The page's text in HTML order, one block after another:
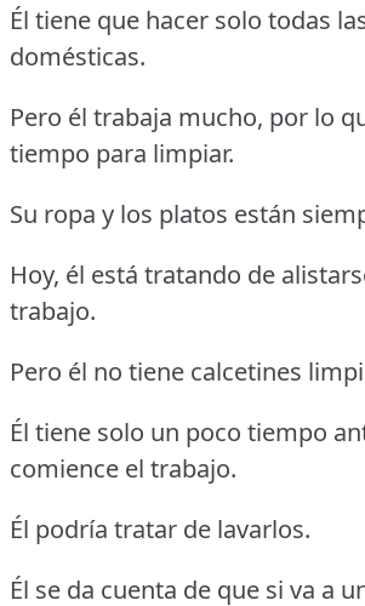
Él tiene que hacer solo todas
domésticas.
Pero él trabaja mucho, por lo
tiempo para limpiar.
Su ropa y los platos están
Hoy, él está tratando de
trabajo.
Pero él no tiene calcetines
Él tiene solo un poco tiempo
comience el trabajo.
Él podría tratar de lavarlos.
Él se da cuenta de que si va a